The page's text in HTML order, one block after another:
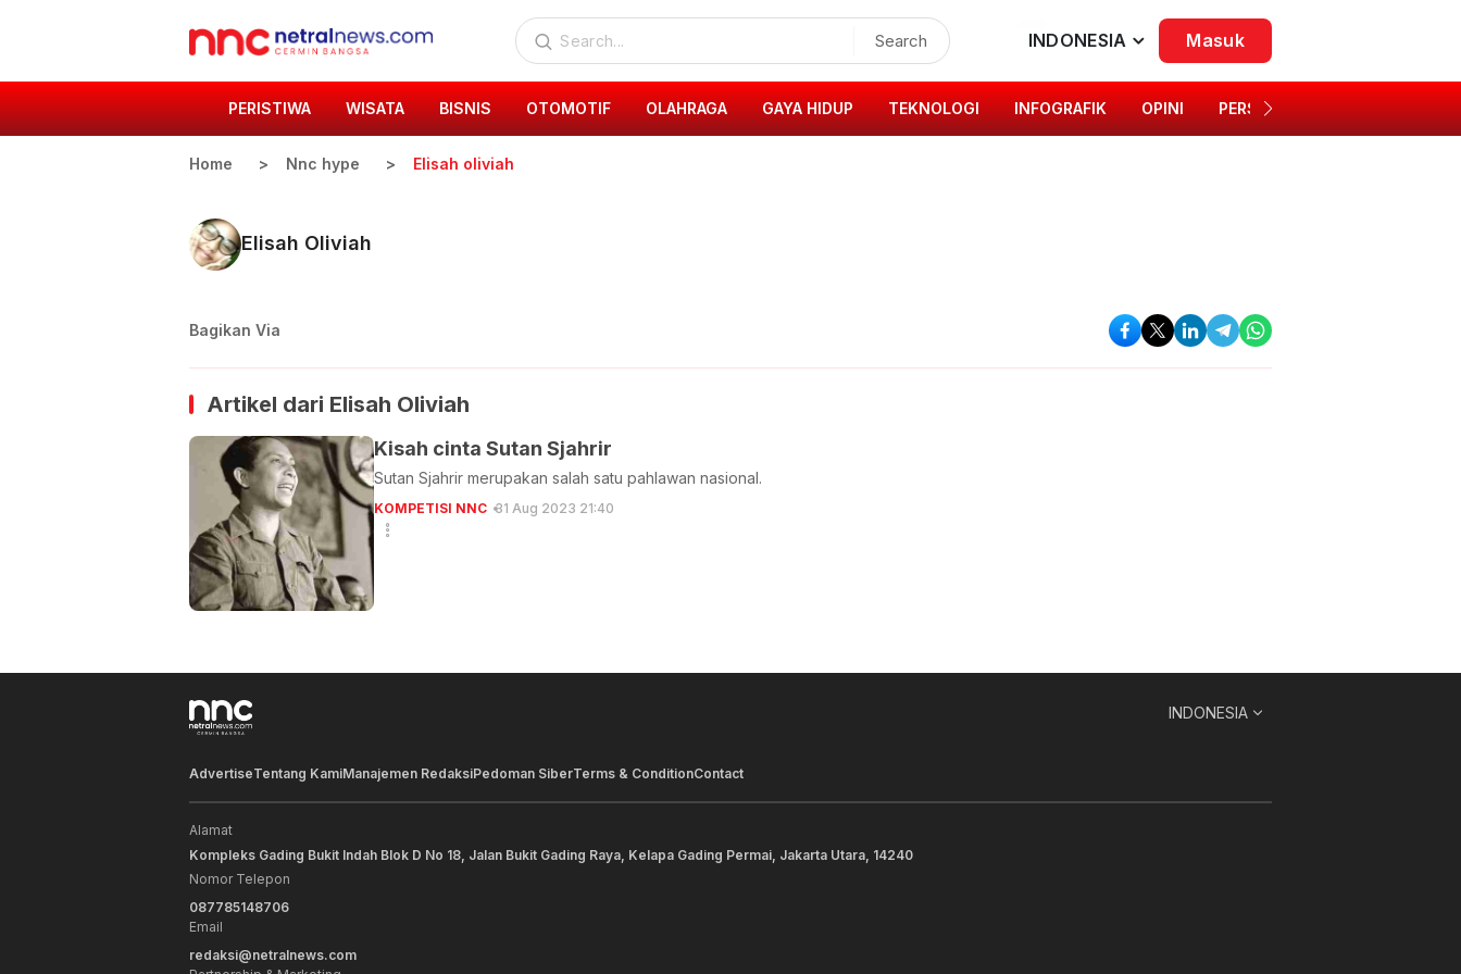
Search INDONESIA Masuk
PERISTIWA WISATA BISNIS OTOMOTIF OLAHRAGA GAYA HIDUP TEKNOLOGI INFOGRAFIK OPINI PERSONA
Home Nnc hype Elisah oliviah
Elisah Oliviah
Bagikan Via
Artikel dari Elisah Oliviah
Kisah cinta Sutan Sjahrir
Sutan Sjahrir merupakan salah satu pahlawan nasional.
KOMPETISI NNC 31 Aug 2023 21:40
INDONESIA
AdvertiseTentang KamiManajemen RedaksiPedoman SiberTerms & ConditionContact
Alamat
Kompleks Gading Bukit Indah Blok D No 18, Jalan Bukit Gading Raya, Kelapa Gading Permai, Jakarta Utara, 14240
Nomor Telepon
087785148706
Email
redaksi@netralnews.com